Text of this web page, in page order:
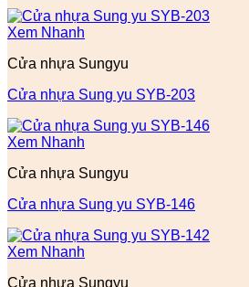
Xem Nhanh
Cửa nhựa Sungyu
Cửa nhựa Sung yu SYB-203
Xem Nhanh
Cửa nhựa Sungyu
Cửa nhựa Sung yu SYB-146
Xem Nhanh
Cửa nhựa Sungyu